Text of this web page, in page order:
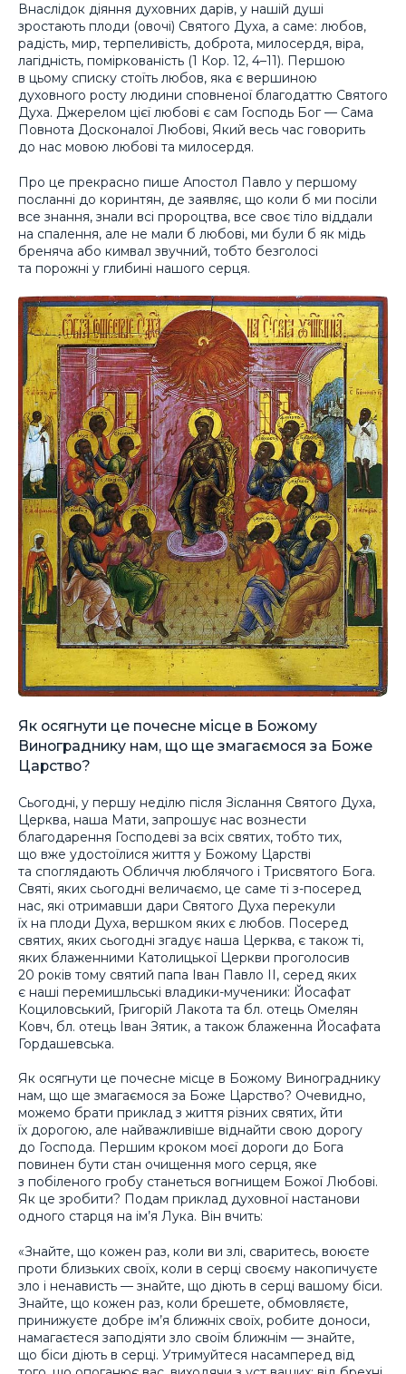
Внаслідок діяння духовних дарів, у нашій душі
зростають плоди (овочі) Святого Духа, а саме: любов,
радість, мир, терпеливість, доброта, милосердя, віра,
лагідність, поміркованість (1 Кор. 12, 4–11). Першою
в цьому списку стоїть любов, яка є вершиною
духовного росту людини сповненої благодаттю Святого
Духа. Джерелом цієї любові є сам Господь Бог — Сама
Повнота Досконалої Любові, Який весь час говорить
до нас мовою любові та милосердя.
Про це прекрасно пише Апостол Павло у першому
посланні до коринтян, де заявляє, що коли б ми посіли
все знання, знали всі пророцтва, все своє тіло віддали
на спалення, але не мали б любові, ми були б як мідь
бреняча або кимвал звучний, тобто безголосі
та порожні у глибині нашого серця.
Як осягнути це почесне місце в Божому
Винограднику нам, що ще змагаємося за Боже
Царство?
Сьогодні, у першу неділю після Зіслання Святого Духа,
Церква, наша Мати, запрошує нас вознести
благодарення Господеві за всіх святих, тобто тих,
що вже удостоїлися життя у Божому Царстві
та споглядають Обличчя люблячого і Трисвятого Бога.
Святі, яких сьогодні величаємо, це саме ті з-посеред
нас, які отримавши дари Святого Духа перекули
їх на плоди Духа, вершком яких є любов. Посеред
святих, яких сьогодні згадує наша Церква, є також ті,
яких блаженними Католицької Церкви проголосив
20 років тому святий папа Іван Павло ІІ, серед яких
є наші перемишльські владики-мученики: Йосафат
Коциловський, Григорій Лакота та бл. отець Омелян
Ковч, бл. отець Іван Зятик, а також блаженна Йосафата
Гордашевська.
Як осягнути це почесне місце в Божому Винограднику
нам, що ще змагаємося за Боже Царство? Очевидно,
можемо брати приклад з життя різних святих, йти
їх дорогою, але найважливіше віднайти свою дорогу
до Господа. Першим кроком моєї дороги до Бога
повинен бути стан очищення мого серця, яке
з побіленого гробу станеться вогнищем Божої Любові.
Як це зробити? Подам приклад духовної настанови
одного старця на ім’я Лука. Він вчить:
«Знайте, що кожен раз, коли ви злі, сваритесь, воюєте
проти близьких своїх, коли в серці своєму накопичуєте
зло і ненависть — знайте, що діють в серці вашому біси.
Знайте, що кожен раз, коли брешете, обмовляєте,
принижуєте добре ім’я ближніх своїх, робите доноси,
намагаєтеся заподіяти зло своїм ближнім — знайте,
що біси діють в серці. Утримуйтеся насамперед від